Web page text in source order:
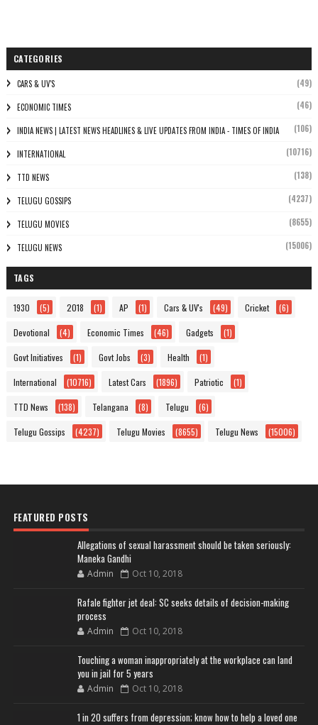
CATEGORIES
CARS & UV'S (49)
ECONOMIC TIMES (46)
INDIA NEWS | LATEST NEWS HEADLINES & LIVE UPDATES FROM INDIA - TIMES OF INDIA (106)
INTERNATIONAL (10716)
TTD NEWS (138)
TELUGU GOSSIPS (4237)
TELUGU MOVIES (8655)
TELUGU NEWS (15006)
TAGS
1930 (5) 2018 (1) AP (1) Cars & UV's (49) Cricket (6)
Devotional (4) Economic Times (46) Gadgets (1)
Govt Initiatives (1) Govt Jobs (3) Health (1)
International (10716) Latest Cars (1896) Patriotic (1)
TTD News (138) Telangana (8) Telugu (6)
Telugu Gossips (4237) Telugu Movies (8655) Telugu News (15006)
FEATURED POSTS
Allegations of sexual harassment should be taken seriously:
Maneka Gandhi
Admin Oct 10, 2018
Rafale fighter jet deal: SC seeks details of decision-making
process
Admin Oct 10, 2018
Touching a woman inappropriately at the workplace can land
you in jail for 5 years
Admin Oct 10, 2018
1 in 20 suffers from depression; know how to help a loved one